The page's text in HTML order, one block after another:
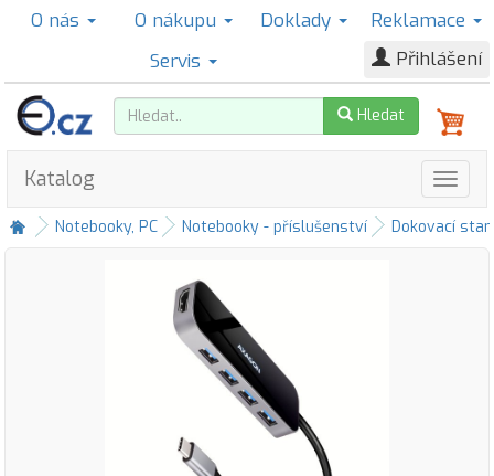
O nás O nákupu Doklady
Reklamace
Servis
Přihlášení
Hledat
Katalog
Notebooky, PC Notebooky - příslušenství Dokovací